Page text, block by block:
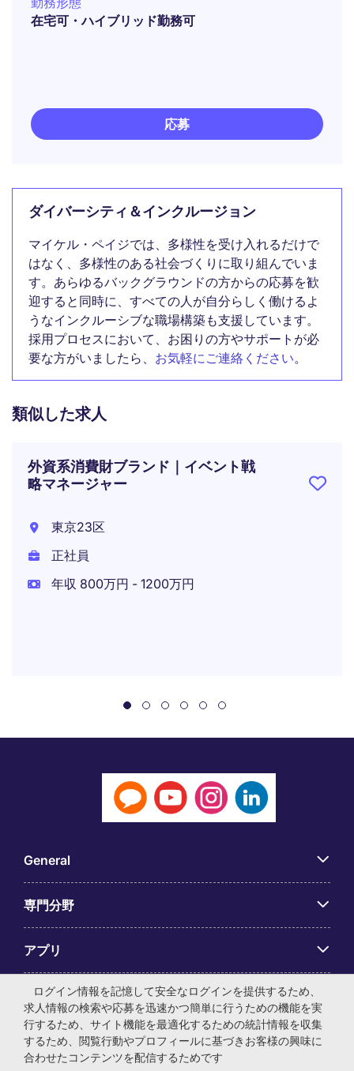
在宅可・ハイブリッド勤務可
応募
ダイバーシティ＆インクルージョン
マイケル・ペイジでは、多様性を受け入れるだけで
はなく、多様性のある社会づくりに取り組んでいま
す。あらゆるバックグラウンドの方からの応募を歓
迎すると同時に、すべての人が自分らしく働けるよ
うなインクルーシブな職場構築も支援しています。
採用プロセスにおいて、お困りの方やサポートが必
要な方がいましたら、 お気軽にご連絡ください。
類似した求人
外資系消費財ブランド｜イベント戦
略マネージャー
東京23区
正社員
年収 800万円 - 1200万円
General
専門分野
アプリ
Employer Centre
ログイン情報を記憶して安全なログインを提供するため、
求人情報の検索や応募を迅速かつ簡単に行うための機能を実
行するため、サイト機能を最適化するための統計情報を収集
するため、閲覧行動やプロフィールに基づきお客様の興味に
合わせたコンテンツを配信するためです